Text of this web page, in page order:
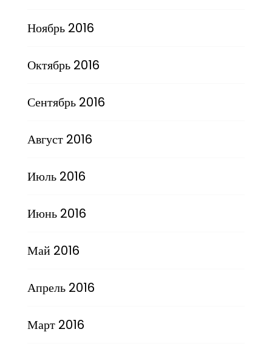
Ноябрь 2016
Октябрь 2016
Сентябрь 2016
Август 2016
Июль 2016
Июнь 2016
Май 2016
Апрель 2016
Март 2016